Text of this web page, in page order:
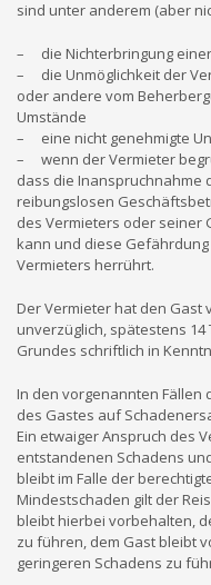
sind unter anderem (aber
– die Nichterbringung
– die Unmöglichkeit der
oder andere vom
Umstände
– eine nicht genehmigte
– wenn der Vermieter
dass die Inanspruchnahme
reibungslosen
des Vermieters oder seiner
kann und diese
Vermieters herrührt.
Der Vermieter hat den Gast
unverzüglich, spätestens
Grundes schriftlich in
In den vorgenannten Fällen
des Gastes auf
Ein etwaiger Anspruch des
entstandenen Schadens
bleibt im Falle der
Mindestschaden gilt der
bleibt hierbei vorbehalten,
zu führen, dem Gast bleibt
geringeren Schadens zu